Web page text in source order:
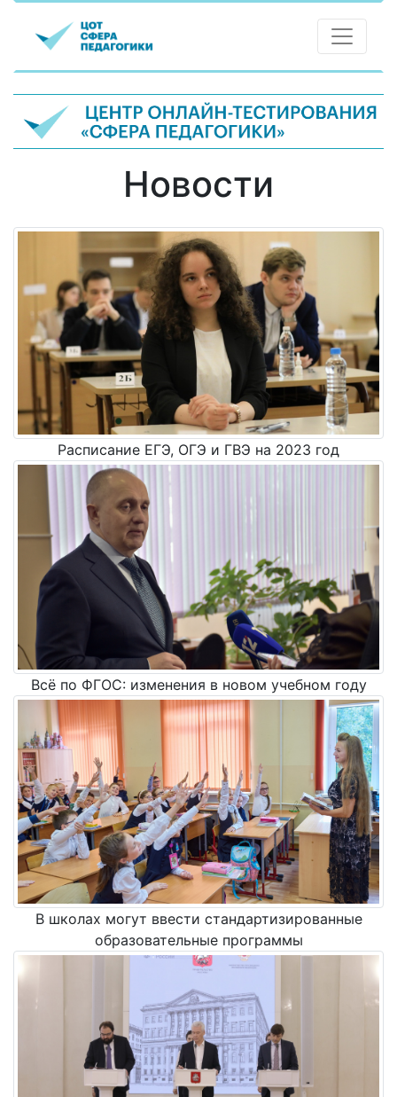
Новости
Расписание ЕГЭ, ОГЭ и ГВЭ на 2023 год
Всё по ФГОС: изменения в новом учебном году
В школах могут ввести стандартизированные
образовательные программы